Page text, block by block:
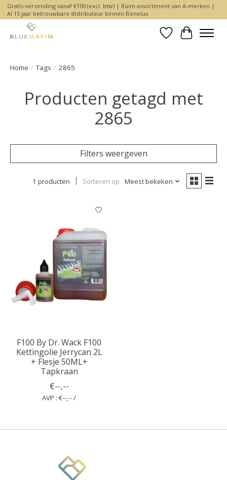
Gratis verzending vanaf €100 (excl. btw) | Ruim assortiment van A-merken |
Al 15 jaar betrouwbare distributeur binnen Benelux
Verlanglijst
Home / Tags / 2865
Producten getagd met
2865
Filters weergeven
1 producten Sorteren op Meest bekeken
F100 By Dr. Wack F100
Kettingolie Jerrycan 2L
+ Flesje 50ML+
Tapkraan
€--,--
AVP : €--,-- /